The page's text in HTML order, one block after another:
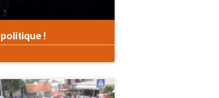
politique !